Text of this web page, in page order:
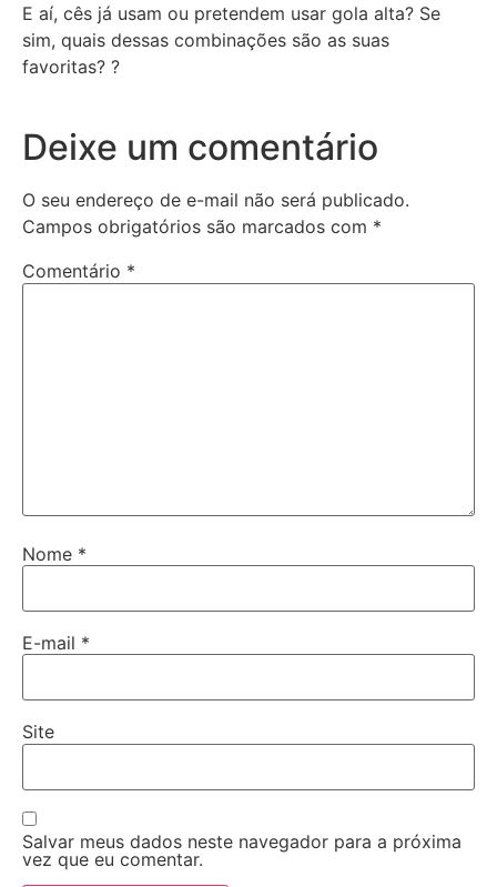
E aí, cês já usam ou pretendem usar gola alta? Se
sim, quais dessas combinações são as suas
favoritas? ?
Deixe um comentário
O seu endereço de e-mail não será publicado.
Campos obrigatórios são marcados com *
Comentário *
Nome *
E-mail *
Site
Salvar meus dados neste navegador para a próxima
vez que eu comentar.